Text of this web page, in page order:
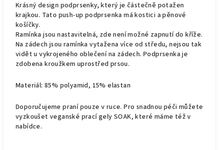
Krásný design podprsenky, který je částečně potažen
krajkou. Tato push-up podprsenka má kostici a pěnové
košíčky.
Ramínka jsou nastavitelná, zde není možné zapnutí do kříže.
Na zádech jsou ramínka vytažena více od středu, nejsou tak
vidět u vykrojeného oblečení na zádech. Podprsenka je
zdobena kroužkem uprostřed prsou.
Materiál: 85% polyamid, 15% elastan
Doporučujeme praní pouze v ruce. Pro snadnou péči můžete
vyzkoušet veganské prací gely SOAK, které máme též v
nabídce.